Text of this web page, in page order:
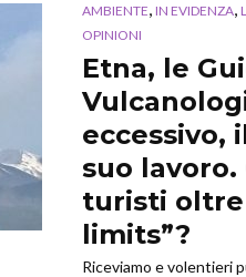
AMBIENTE IN EVIDENZA
OPINIONI
Etna, le
eccessivo,
suo
turisti
limits”?
Riceviamo e volentieri